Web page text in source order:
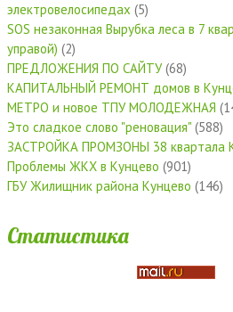
электровелосипедах (5)
SOS незаконная Вырубка леса в 7
управой) (2)
ПРЕДЛОЖЕНИЯ ПО САЙТУ(68)
КАПИТАЛЬНЫЙ РЕМОНТ домов в
МЕТРО и новое ТПУ МОЛОДЕЖНАЯ
Это сладкое слово "реновация" (588)
ЗАСТРОЙКА ПРОМЗОНЫ 38 квартала
Проблемы ЖКХ в Кунцево (901)
ГБУ Жилищник района Кунцево (146)
Статистика